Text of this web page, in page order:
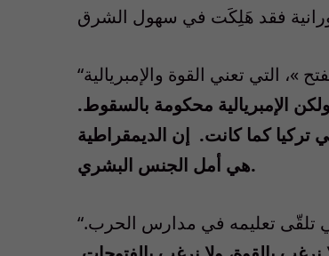
“لقد كانت كلا هاتين الحركتين على خطأ لأنهما قامتا على فكرة « الفتح »، التي تعني القوة والإمبريالية
ولكن الإمبريالية محكومة بالسقوط.
تركيا كما كانت. إن الديمقراطية
هي أمل الجنس البشري.
“قد تستغرب أن تسمع مثلَ هذا الحديث من تركي، ومن جندي مثلي تلقّى تعليمه في مدارس الحرب.